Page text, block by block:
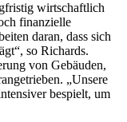
wirtschaftlich
finanzielle
daran, dass sich
so Richards.
von Gebäuden,
„Unsere
bespielt, um